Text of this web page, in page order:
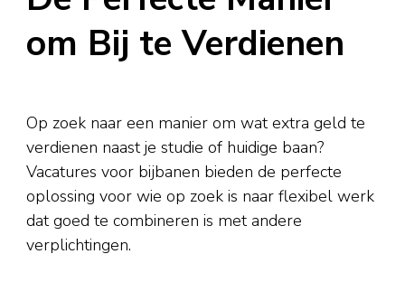
om Bij te Verdienen
Op zoek naar een manier om wat extra geld te
verdienen naast je studie of huidige baan?
Vacatures voor bijbanen bieden de perfecte
oplossing voor wie op zoek is naar flexibel werk
dat goed te combineren is met andere
verplichtingen.